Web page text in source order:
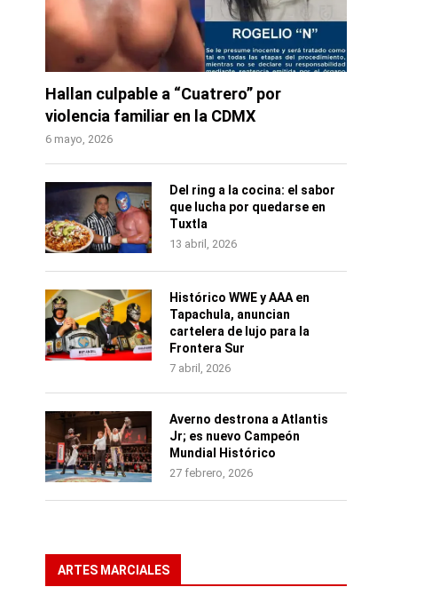
Hallan culpable a “Cuatrero” por
violencia familiar en la CDMX
6 mayo, 2026
Del ring a la cocina: el sabor
que lucha por quedarse en
Tuxtla
13 abril, 2026
Histórico WWE y AAA en
Tapachula, anuncian
cartelera de lujo para la
Frontera Sur
7 abril, 2026
Averno destrona a Atlantis
Jr; es nuevo Campeón
Mundial Histórico
27 febrero, 2026
ARTES MARCIALES